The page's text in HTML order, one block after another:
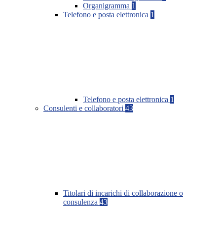
Organigramma 1
Telefono e posta elettronica 1
Telefono e posta elettronica 1
Consulenti e collaboratori 43
Titolari di incarichi di collaborazione o
consulenza 43